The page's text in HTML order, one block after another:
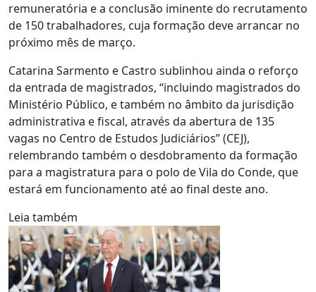
remuneratória e a conclusão iminente do recrutamento
de 150 trabalhadores, cuja formação deve arrancar no
próximo mês de março.
Catarina Sarmento e Castro sublinhou ainda o reforço
da entrada de magistrados, “incluindo magistrados do
Ministério Público, e também no âmbito da jurisdição
administrativa e fiscal, através da abertura de 135
vagas no Centro de Estudos Judiciários” (CEJ),
relembrando também o desdobramento da formação
para a magistratura para o polo de Vila do Conde, que
estará em funcionamento até ao final deste ano.
Leia também